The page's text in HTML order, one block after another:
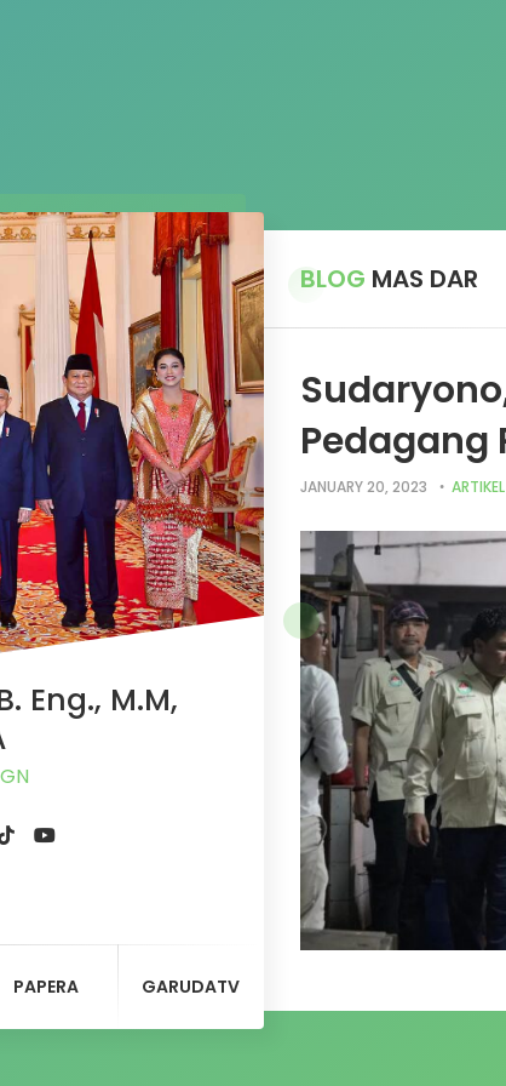
Eng., M.M,
PAPERA GARUDATV
BLOG MAS DAR
Pedagang
JANUARY 20, 2023 ARTIKEL
Di ruang kerjanya